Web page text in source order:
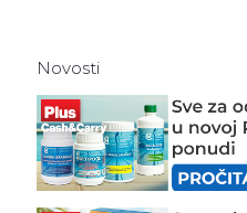
Novosti